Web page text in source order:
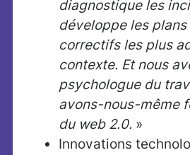
diagnostique les
développe les
correctifs les plus
contexte. Et nous
psychologue du
avons-nous-même
du web 2.0. »
Innovations